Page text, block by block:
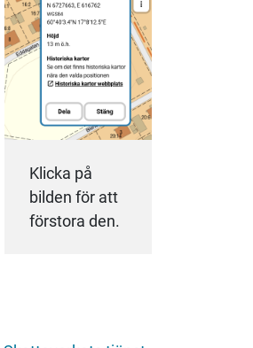
Klicka på
bilden för att
förstora den.